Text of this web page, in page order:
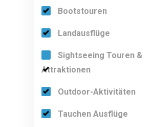
Bootstouren
Landausflüge
Sightseeing Touren &
Attraktionen
Outdoor-Aktivitäten
Tauchen Ausflüge